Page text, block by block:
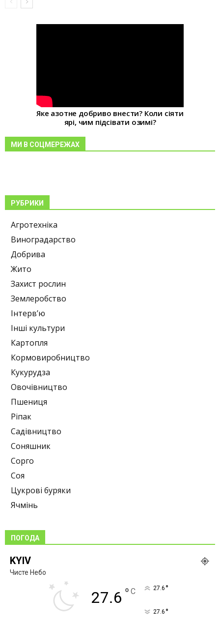
Яке азотне добриво внести? Коли сіяти
ярі, чим підсівати озимі?
МИ В СОЦМЕРЕЖАХ
РУБРИКИ
Агротехніка
Виноградарство
Добрива
Жито
Захист рослин
Землеробство
Інтерв’ю
Інші культури
Картопля
Кормовиробництво
Кукурудза
Овочівництво
Пшениця
Ріпак
Садівництво
Соняшник
Сорго
Соя
Цукрові буряки
Ячмінь
ПОГОДА
KYIV
Чисте Небо
27.6 ° C 27.6 °
27.6 °